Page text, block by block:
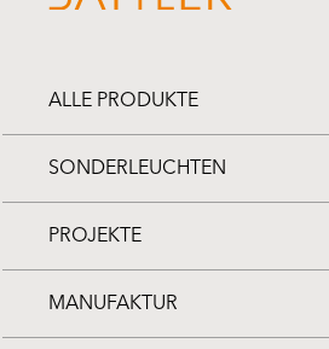
ALLE PRODUKTE
SONDERLEUCHTEN
PROJEKTE
MANUFAKTUR